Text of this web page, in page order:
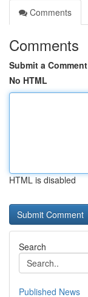
Comments
Comments
Submit a Comment
No HTML
HTML is disabled
Search
Published News